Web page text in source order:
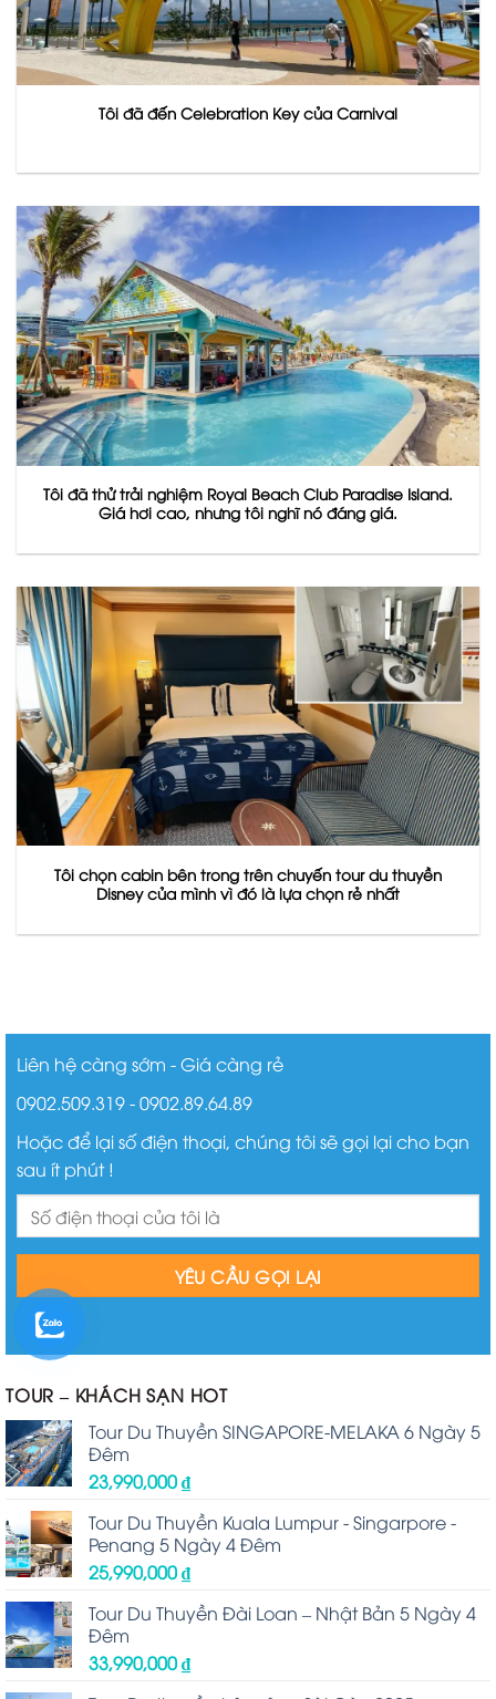
Tôi đã đến Celebration Key của Carnival
Tôi đã thử trải nghiệm Royal Beach Club Paradise Island.
Giá hơi cao, nhưng tôi nghĩ nó đáng giá.
Tôi chọn cabin bên trong trên chuyến tour du thuyền
Disney của mình vì đó là lựa chọn rẻ nhất
Liên hệ càng sớm - Giá càng rẻ
0902.509.319 - 0902.89.64.89
Hoặc để lại số điện thoại, chúng tôi sẽ gọi lại cho bạn
sau ít phút !
TOUR – KHÁCH SẠN HOT
Tour Du Thuyền SINGAPORE-MELAKA 6 Ngày 5
Đêm
23,990,000₫
Tour Du Thuyền Kuala Lumpur - Singarpore -
Penang 5 Ngày 4 Đêm
25,990,000₫
Tour Du Thuyền Đài Loan – Nhật Bản 5 Ngày 4
Đêm
33,990,000₫